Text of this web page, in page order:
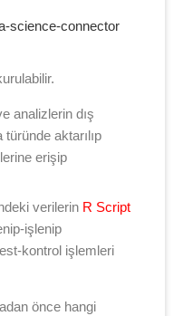
analizlerin dış
aktarılıp
erişip
verilerin R Script
işlenip
kontrol işlemleri
önce hangi